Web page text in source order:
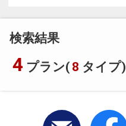
検索結果
4 プラン( 8 タイプ)